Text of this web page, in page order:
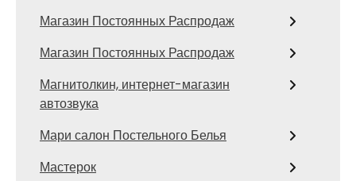
Магазин Постоянных Распродаж
Магазин Постоянных Распродаж
Магнитолкин, интернет-магазин
автозвука
Мари салон Постельного Белья
Мастерок